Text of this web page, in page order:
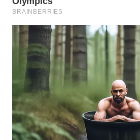
NATUNA
WN
BINTAN
WN
MANDALIKA
WN
LIKUPANG